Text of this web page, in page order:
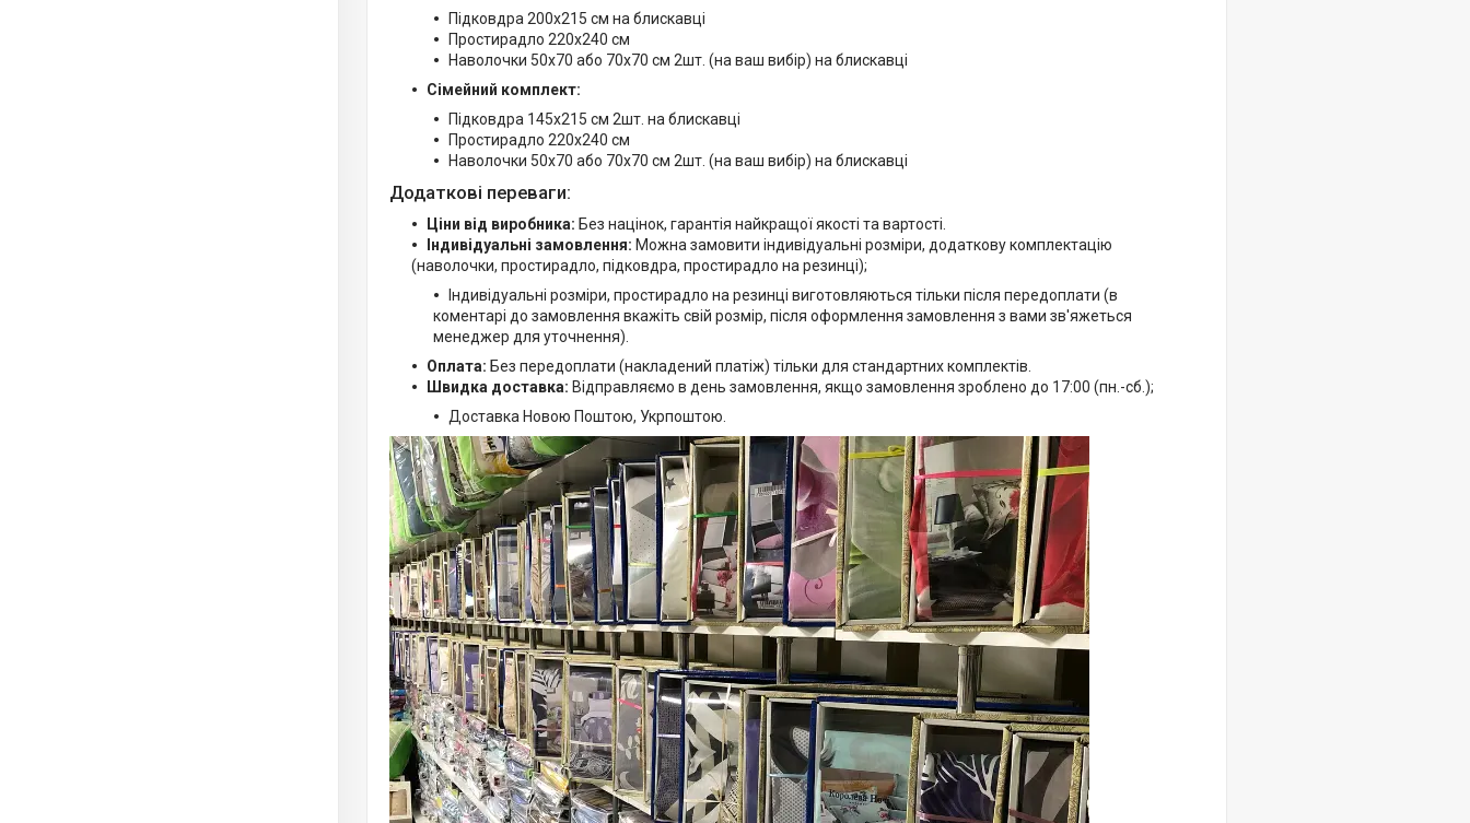
Підковдра 200х215 см на блискавці
Простирадло 220х240 см
Наволочки 50х70 або 70х70 см 2шт. (на ваш вибір) на блискавці
Сімейний комплект:
Підковдра 145х215 см 2шт. на блискавці
Простирадло 220х240 см
Наволочки 50х70 або 70х70 см 2шт. (на ваш вибір) на блискавці
Додаткові переваги:
Ціни від виробника: Без націнок, гарантія найкращої якості та вартості.
Індивідуальні замовлення: Можна замовити індивідуальні розміри, додаткову комплектацію
(наволочки, простирадло, підковдра, простирадло на резинці);
Індивідуальні розміри, простирадло на резинці виготовляються тільки після передоплати (в
коментарі до замовлення вкажіть свій розмір, після оформлення замовлення з вами зв'яжеться
менеджер для уточнення).
Оплата: Без передоплати (накладений платіж) тільки для стандартних комплектів.
Швидка доставка: Відправляємо в день замовлення, якщо замовлення зроблено до 17:00 (пн.-сб.);
Доставка Новою Поштою, Укрпоштою.